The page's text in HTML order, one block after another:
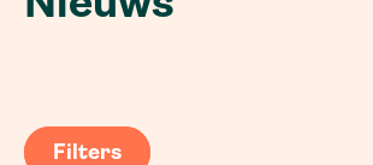
Filters